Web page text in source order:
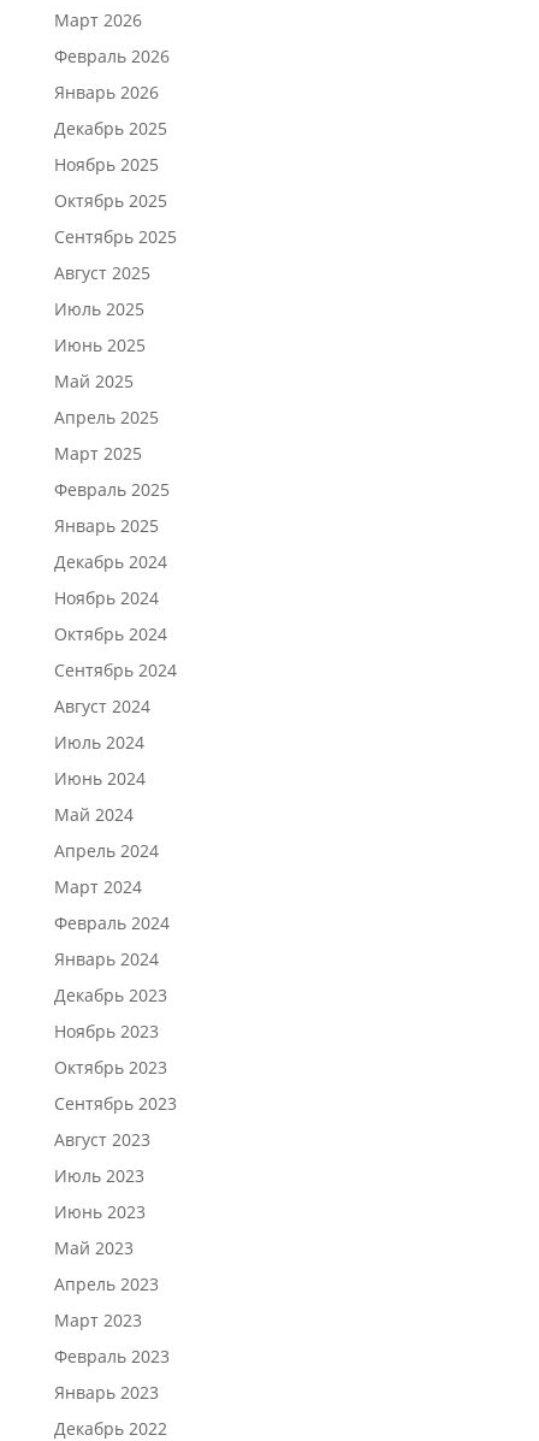
Март 2026
Февраль 2026
Январь 2026
Декабрь 2025
Ноябрь 2025
Октябрь 2025
Сентябрь 2025
Август 2025
Июль 2025
Июнь 2025
Май 2025
Апрель 2025
Март 2025
Февраль 2025
Январь 2025
Декабрь 2024
Ноябрь 2024
Октябрь 2024
Сентябрь 2024
Август 2024
Июль 2024
Июнь 2024
Май 2024
Апрель 2024
Март 2024
Февраль 2024
Январь 2024
Декабрь 2023
Ноябрь 2023
Октябрь 2023
Сентябрь 2023
Август 2023
Июль 2023
Июнь 2023
Май 2023
Апрель 2023
Март 2023
Февраль 2023
Январь 2023
Декабрь 2022